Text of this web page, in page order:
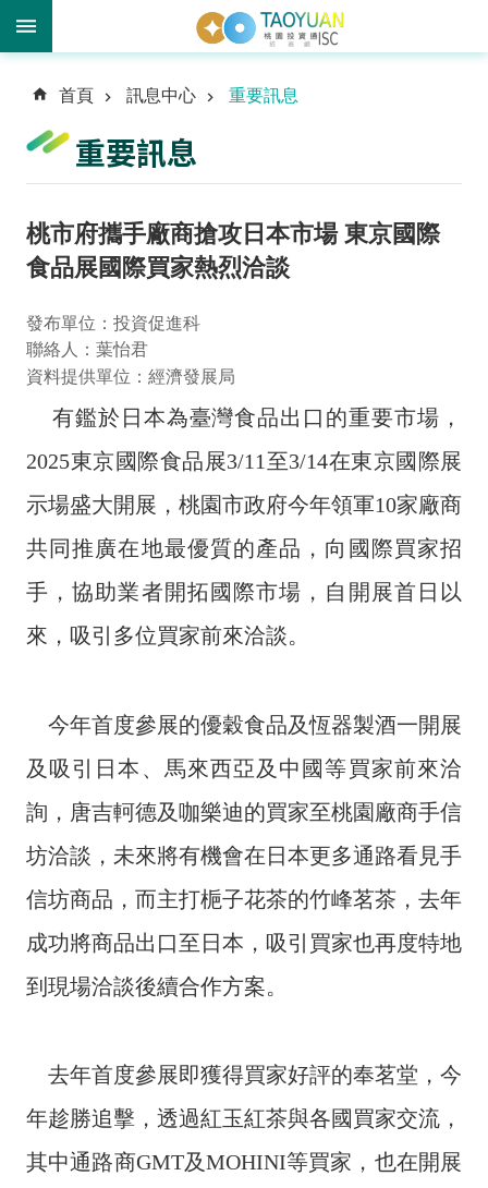
階
尋
訊
息
心
投
勢
投
商
機
服
務
投
資
首
頁
站
導
局
桃
園
首頁 訊息中心 重要訊息
重要訊息
桃市府攜手廠商搶攻日本市場 東京國際
食品展國際買家熱烈洽談
發布單位：投資促進科
聯絡人：葉怡君
資料提供單位：經濟發展局
有鑑於日本為臺灣食品出口的重要市場，
2025東京國際食品展3/11至3/14在東京國際展
示場盛大開展，桃園市政府今年領軍10家廠商
共同推廣在地最優質的產品，向國際買家招
手，協助業者開拓國際市場，自開展首日以
來，吸引多位買家前來洽談。
今年首度參展的優穀食品及恆器製酒一開展
及吸引日本、馬來西亞及中國等買家前來洽
詢，唐吉軻德及咖樂迪的買家至桃園廠商手信
坊洽談，未來將有機會在日本更多通路看見手
信坊商品，而主打梔子花茶的竹峰茗茶，去年
成功將商品出口至日本，吸引買家也再度特地
到現場洽談後續合作方案。
去年首度參展即獲得買家好評的奉茗堂，今
年趁勝追擊，透過紅玉紅茶與各國買家交流，
其中通路商GMT及MOHINI等買家，也在開展